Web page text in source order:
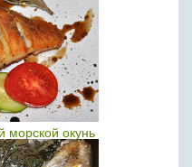
морской окунь